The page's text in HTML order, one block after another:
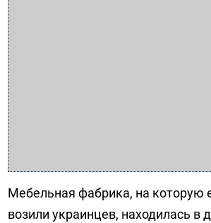
Мебельная фабрика, на которую
возили украинцев, находилась в